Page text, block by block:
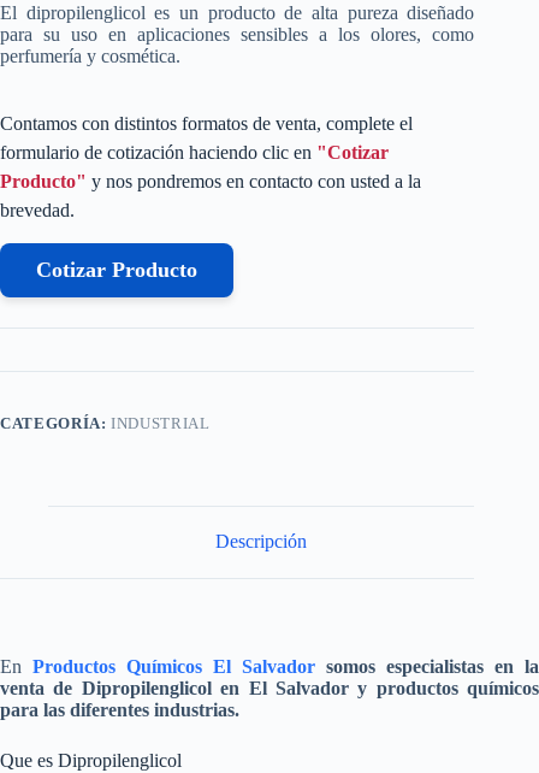
El dipropilenglicol es un producto de alta pureza diseñado
para su uso en aplicaciones sensibles a los olores, como
perfumería y cosmética.
Contamos con distintos formatos de venta, complete el
formulario de cotización haciendo clic en "Cotizar
Producto" y nos pondremos en contacto con usted a la
brevedad.
Cotizar Producto
CATEGORÍA:INDUSTRIAL
Descripción
En Productos Químicos El Salvador somos especialistas en la
venta de Dipropilenglicolen El Salvador y productos químicos
para las diferentes industrias.
Que es Dipropilenglicol